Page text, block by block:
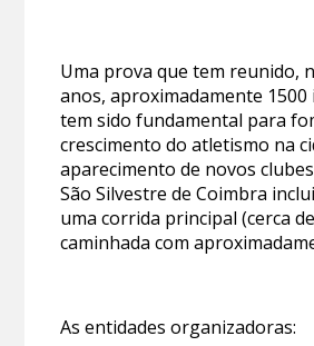
Uma prova que tem reunido,
anos, aproximadamente 1500
tem sido fundamental para
crescimento do atletismo na
aparecimento de novos
São Silvestre de Coimbra
uma corrida principal (cerca
caminhada com
As entidades organizadoras: